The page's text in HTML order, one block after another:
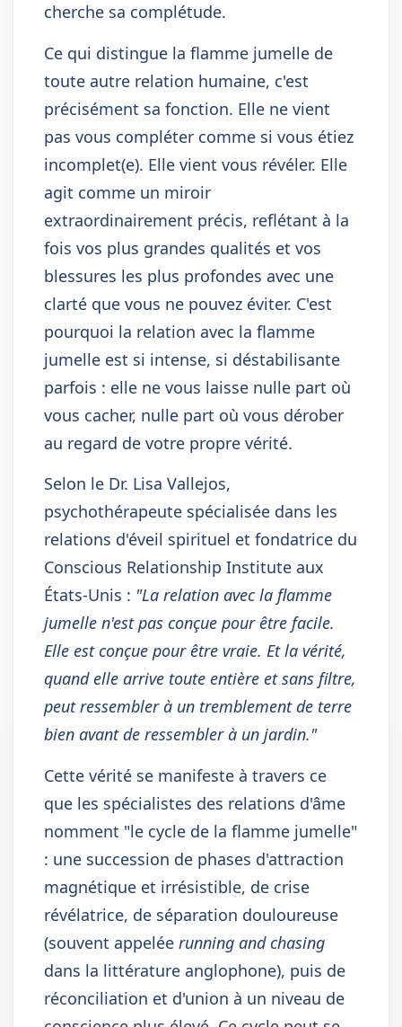
cherche sa complétude.
Ce qui distingue la flamme jumelle de
toute autre relation humaine, c'est
précisément sa fonction. Elle ne vient
pas vous compléter comme si vous étiez
incomplet(e). Elle vient vous révéler. Elle
agit comme un miroir
extraordinairement précis, reflétant à la
fois vos plus grandes qualités et vos
blessures les plus profondes avec une
clarté que vous ne pouvez éviter. C'est
pourquoi la relation avec la flamme
jumelle est si intense, si déstabilisante
parfois : elle ne vous laisse nulle part où
vous cacher, nulle part où vous dérober
au regard de votre propre vérité.
Selon le Dr. Lisa Vallejos,
psychothérapeute spécialisée dans les
relations d'éveil spirituel et fondatrice du
Conscious Relationship Institute aux
États-Unis : "La relation avec la flamme
jumelle n'est pas conçue pour être facile.
Elle est conçue pour être vraie. Et la vérité,
quand elle arrive toute entière et sans filtre,
peut ressembler à un tremblement de terre
bien avant de ressembler à un jardin."
Cette vérité se manifeste à travers ce
que les spécialistes des relations d'âme
nomment "le cycle de la flamme jumelle"
: une succession de phases d'attraction
magnétique et irrésistible, de crise
révélatrice, de séparation douloureuse
(souvent appelée running and chasing
dans la littérature anglophone), puis de
réconciliation et d'union à un niveau de